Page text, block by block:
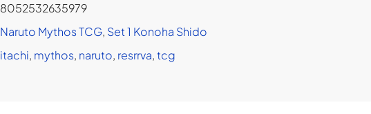
8052532635979
Naruto Mythos TCG, Set 1 Konoha Shido
itachi, mythos, naruto, resrrva,tcg